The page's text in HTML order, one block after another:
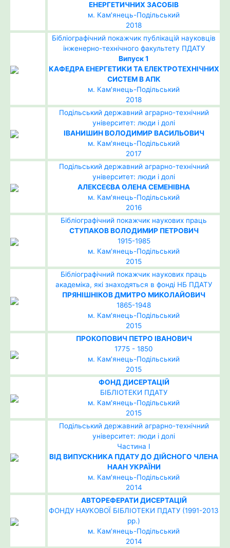
ЕНЕРГЕТИЧНИХ ЗАСОБІВ
м. Кам'янець-Подільський
2018
Бібліографічний покажчик публікацій науковців
інженерно-технічного факультету ПДАТУ
Випуск 1
КАФЕДРА ЕНЕРГЕТИКИ ТА ЕЛЕКТРОТЕХНІЧНИХ
СИСТЕМ В АПК
м. Кам'янець-Подільський
2018
Подільський державний аграрно-технічний
університет: люди і долі
ІВАНИШИН ВОЛОДИМИР ВАСИЛЬОВИЧ
м. Кам'янець-Подільський
2017
Подільський державний аграрно-технічний
університет: люди і долі
АЛЕКСЕЄВА ОЛЕНА СЕМЕНІВНА
м. Кам'янець-Подільський
2016
Бібліографічний покажчик наукових праць
СТУПАКОВ ВОЛОДИМИР ПЕТРОВИЧ
1915-1985
м. Кам'янець-Подільський
2015
Бібліографічний покажчик наукових праць
академіка, які знаходяться в фонді НБ ПДАТУ
ПРЯНІШНІКОВ ДМИТРО МИКОЛАЙОВИЧ
1865-1948
м. Кам'янець-Подільський
2015
ПРОКОПОВИЧ ПЕТРО ІВАНОВИЧ
1775 - 1850
м. Кам'янець-Подільський
2015
ФОНД ДИСЕРТАЦІЙ
БІБЛІОТЕКИ ПДАТУ
м. Кам'янець-Подільський
2015
Подільський державний аграрно-технічний
університет: люди і долі
Частина І
ВІД ВИПУСКНИКА ПДАТУ ДО ДІЙСНОГО ЧЛЕНА
НААН УКРАЇНИ
м. Кам'янець-Подільський
2014
АВТОРЕФЕРАТИ ДИСЕРТАЦІЙ
ФОНДУ НАУКОВОЇ БІБЛІОТЕКИ ПДАТУ (1991-2013
рр.)
м. Кам'янець-Подільський
2014